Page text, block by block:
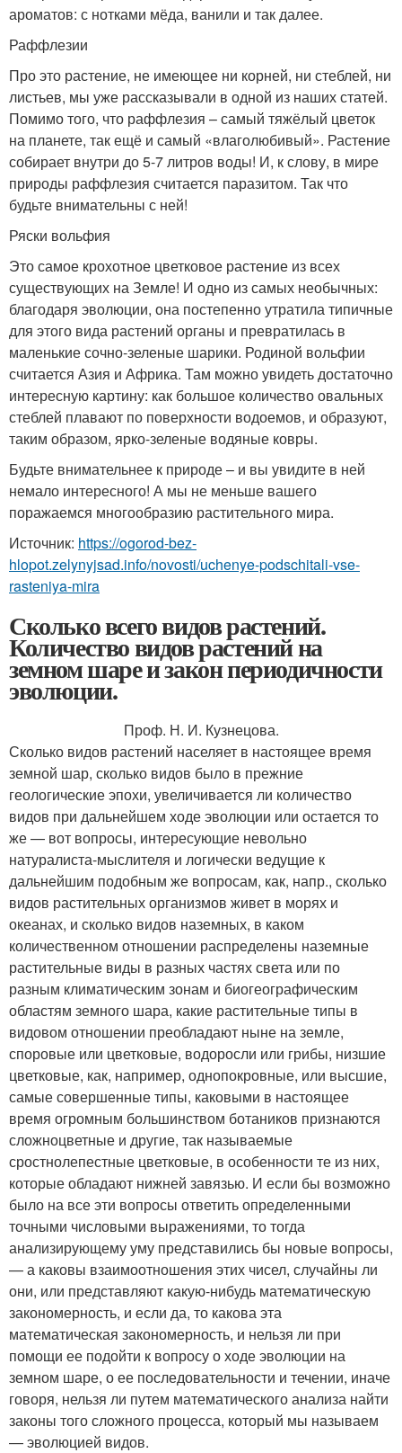
ароматов: с нотками мёда, ванили и так далее.
Раффлезии
Про это растение, не имеющее ни корней, ни стеблей, ни
листьев, мы уже рассказывали в одной из наших статей.
Помимо того, что раффлезия – самый тяжёлый цветок
на планете, так ещё и самый «влаголюбивый». Растение
собирает внутри до 5-7 литров воды! И, к слову, в мире
природы раффлезия считается паразитом. Так что
будьте внимательны с ней!
Ряски вольфия
Это самое крохотное цветковое растение из всех
существующих на Земле! И одно из самых необычных:
благодаря эволюции, она постепенно утратила типичные
для этого вида растений органы и превратилась в
маленькие сочно-зеленые шарики. Родиной вольфии
считается Азия и Африка. Там можно увидеть достаточно
интересную картину: как большое количество овальных
стеблей плавают по поверхности водоемов, и образуют,
таким образом, ярко-зеленые водяные ковры.
Будьте внимательнее к природе – и вы увидите в ней
немало интересного! А мы не меньше вашего
поражаемся многообразию растительного мира.
Источник: https://ogorod-bez-
hlopot.zelynyjsad.info/novosti/uchenye-podschitali-vse-
rasteniya-mira
Сколько всего видов растений.
Количество видов растений на
земном шаре и закон периодичности
эволюции.
Проф. Н. И. Кузнецова.
Сколько видов растений населяет в настоящее время
земной шар, сколько видов было в прежние
геологические эпохи, увеличивается ли количество
видов при дальнейшем ходе эволюции или остается то
же — вот вопросы, интересующие невольно
натуралиста-мыслителя и логически ведущие к
дальнейшим подобным же вопросам, как, напр., сколько
видов растительных организмов живет в морях и
океанах, и сколько видов наземных, в каком
количественном отношении распределены наземные
растительные виды в разных частях света или по
разным климатическим зонам и биогеографическим
областям земного шара, какие растительные типы в
видовом отношении преобладают ныне на земле,
споровые или цветковые, водоросли или грибы, низшие
цветковые, как, например, однопокровные, или высшие,
самые совершенные типы, каковыми в настоящее
время огромным большинством ботаников признаются
сложноцветные и другие, так называемые
сростнолепестные цветковые, в особенности те из них,
которые обладают нижней завязью. И если бы возможно
было на все эти вопросы ответить определенными
точными числовыми выражениями, то тогда
анализирующему уму представились бы новые вопросы,
— а каковы взаимоотношения этих чисел, случайны ли
они, или представляют какую-нибудь математическую
закономерность, и если да, то какова эта
математическая закономерность, и нельзя ли при
помощи ее подойти к вопросу о ходе эволюции на
земном шаре, о ее последовательности и течении, иначе
говоря, нельзя ли путем математического анализа найти
законы того сложного процесса, который мы называем
— эволюцией видов.